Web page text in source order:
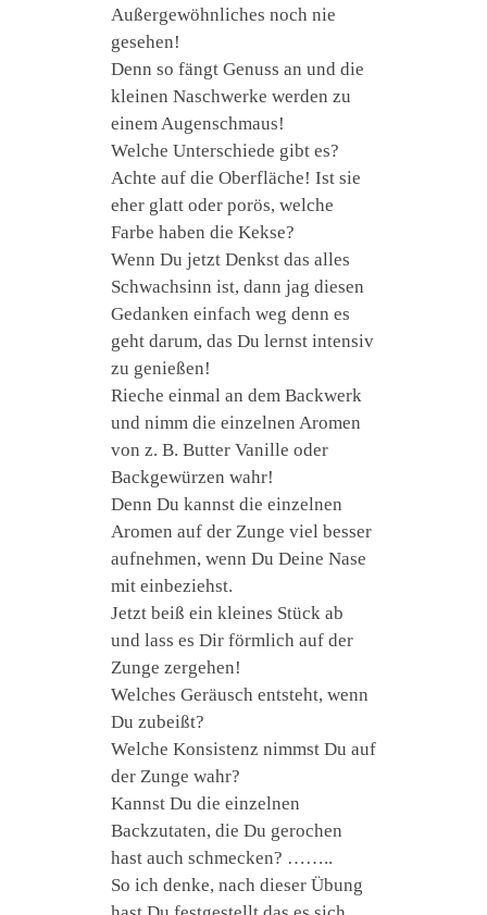
Außergewöhnliches noch nie
gesehen!
Denn so fängt Genuss an und die
kleinen Naschwerke werden zu
einem Augenschmaus!
Welche Unterschiede gibt es?
Achte auf die Oberfläche! Ist sie
eher glatt oder porös, welche
Farbe haben die Kekse?
Wenn Du jetzt Denkst das alles
Schwachsinn ist, dann jag diesen
Gedanken einfach weg denn es
geht darum, das Du lernst intensiv
zu genießen!
Rieche einmal an dem Backwerk
und nimm die einzelnen Aromen
von z. B. Butter Vanille oder
Backgewürzen wahr!
Denn Du kannst die einzelnen
Aromen auf der Zunge viel besser
aufnehmen, wenn Du Deine Nase
mit einbeziehst.
Jetzt beiß ein kleines Stück ab
und lass es Dir förmlich auf der
Zunge zergehen!
Welches Geräusch entsteht, wenn
Du zubeißt?
Welche Konsistenz nimmst Du auf
der Zunge wahr?
Kannst Du die einzelnen
Backzutaten, die Du gerochen
hast auch schmecken? ……..
So ich denke, nach dieser Übung